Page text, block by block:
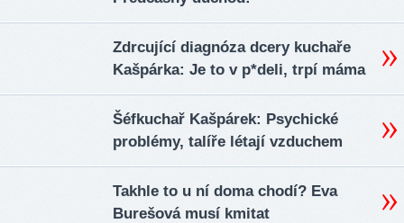
Zdrcující diagnóza dcery kuchaře
Kašpárka: Je to v p*deli, trpí máma
Šéfkuchař Kašpárek: Psychické
problémy, talíře létají vzduchem
Takhle to u ní doma chodí? Eva
Burešová musí kmitat